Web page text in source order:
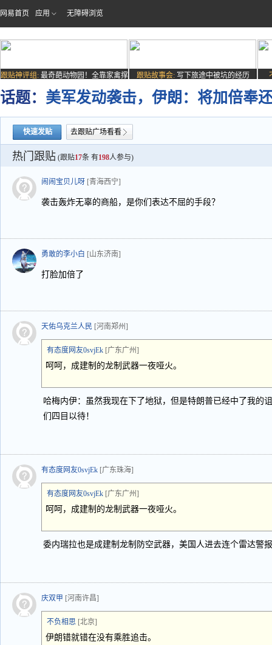
网易首页 应用 无障碍浏览
跟贴神评组: 最奇葩动物园！全靠家禽撑
场子
跟贴故事会: 写下旅途中被坑的经历
话题： 美军发动袭击，伊朗：将加倍奉
快速发贴 去跟贴广场看看
热门跟贴 (跟贴17条 有198人参与)
闹闹宝贝儿呀 [青海西宁]
袭击轰炸无辜的商船，是你们表达不屈的手段？
勇敢的李小白 [山东济南]
打脸加倍了
天佑乌克兰人民 [河南郑州]
有态度网友0svjEk [广东广州]
呵呵，成建制的龙制武器一夜哑火。
哈梅内伊：虽然我现在下了地狱，但是特朗普已经中了我的
们四目以待！
有态度网友0svjEk [广东珠海]
有态度网友0svjEk [广东广州]
呵呵，成建制的龙制武器一夜哑火。
委内瑞拉也是成建制龙制防空武器，美国人进去连个雷达警
庆双甲 [河南许昌]
不负相思 [北京]
伊朗错就错在没有乘胜追击。